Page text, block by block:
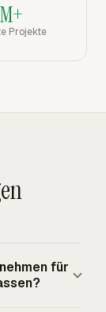
Projekte
für